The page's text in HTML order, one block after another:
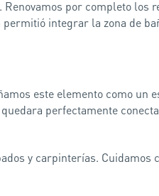
por completo los
integrar la zona de
este elemento como un
quedara perfectamente
y carpinterías.